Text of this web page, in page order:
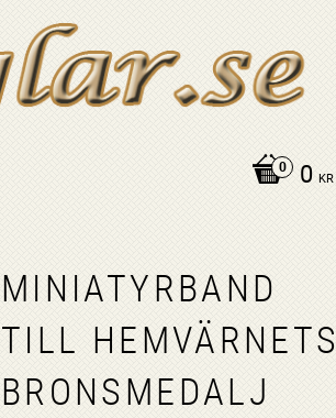
0 KR
MINIATYRBAND
TILL HEMVÄRNETS
BRONSMEDALJ